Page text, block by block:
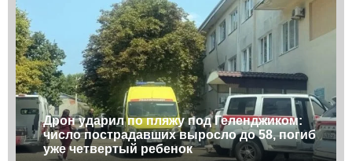
Дрон ударил по пляжу под Геленджиком:
число пострадавших выросло до 58, погиб
уже четвертый ребенок